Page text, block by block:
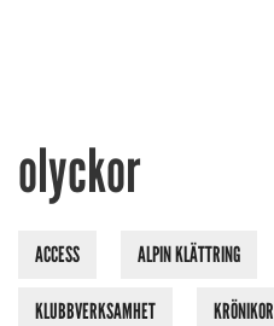
olyckor
ACCESS ALPIN KLÄTTRING
KLUBBVERKSAMHET KRÖNIKOR